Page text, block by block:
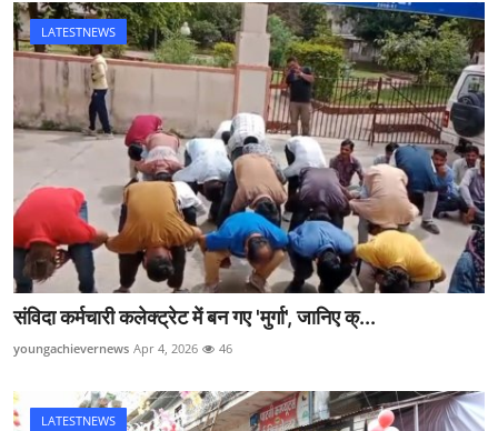
LATESTNEWS
संविदा कर्मचारी कलेक्ट्रेट में बन गए 'मुर्गा', जानिए क्...
youngachievernews Apr 4, 2026 46
LATESTNEWS